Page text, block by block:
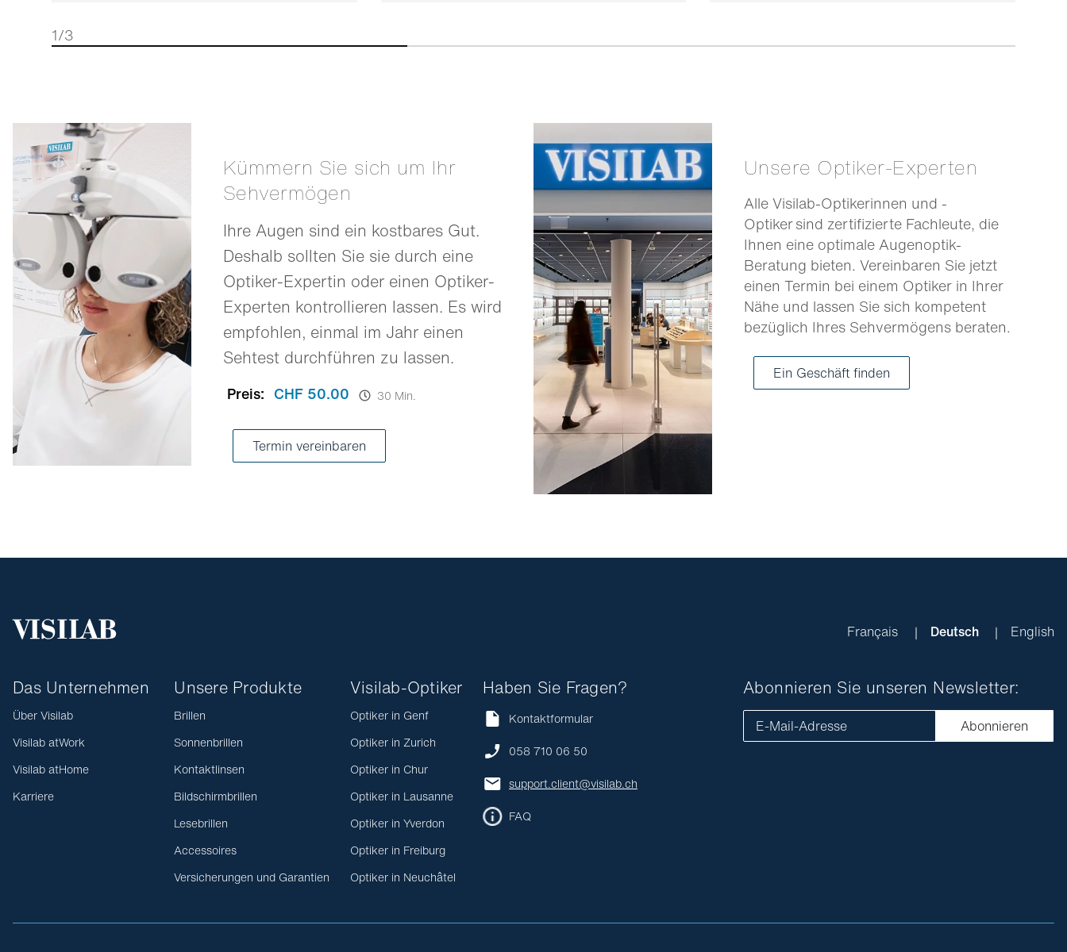
1/3
Kümmern Sie sich um Ihr
Sehvermögen
Ihre Augen sind ein kostbares Gut.
Deshalb sollten Sie sie durch eine
Optiker-Expertin oder einen Optiker-
Experten kontrollieren lassen. Es wird
empfohlen, einmal im Jahr einen
Sehtest durchführen zu lassen.
Preis: CHF 50.00 30 Min.
Termin vereinbaren
Unsere Optiker-Experten
Alle Visilab-Optikerinnen und -
Optiker sind zertifizierte Fachleute, die
Ihnen eine optimale Augenoptik-
Beratung bieten. Vereinbaren Sie jetzt
einen Termin bei einem Optiker in Ihrer
Nähe und lassen Sie sich kompetent
bezüglich Ihres Sehvermögens beraten.
Ein Geschäft finden
Français Deutsch English
Das Unternehmen
Über Visilab
Visilab atWork
Visilab atHome
Karriere
Unsere Produkte
Brillen
Sonnenbrillen
Kontaktlinsen
Bildschirmbrillen
Lesebrillen
Accessoires
Versicherungen und Garantien
Visilab-Optiker
Optiker in Genf
Optiker in Zurich
Optiker in Chur
Optiker in Lausanne
Optiker in Yverdon
Optiker in Freiburg
Optiker in Neuchâtel
Haben Sie Fragen?
Kontaktformular
058 710 06 50
support.client@visilab.ch
FAQ
Abonnieren Sie unseren Newsletter:
E-Mail-Adresse Abonnieren